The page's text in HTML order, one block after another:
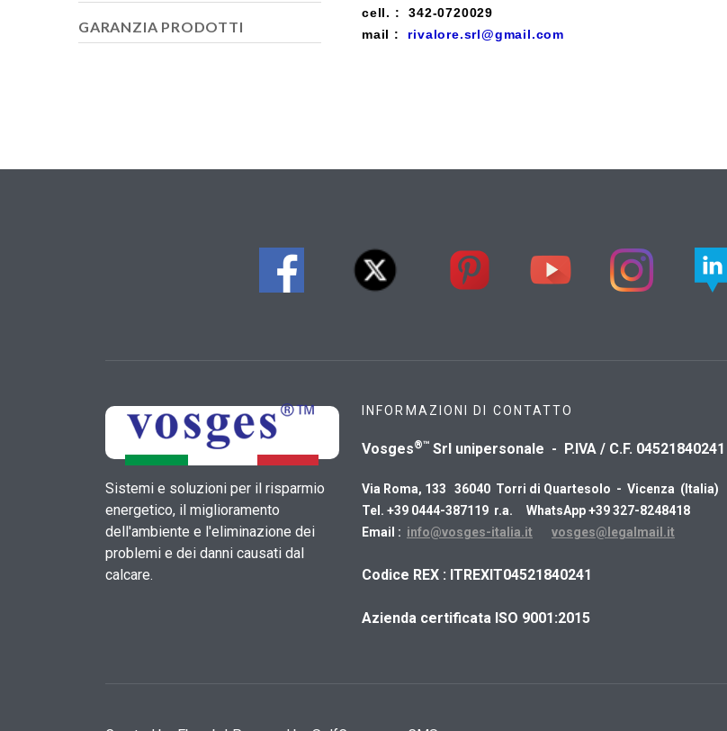
cell. : 342-0720029
mail : rivalore.srl@gmail.com
GARANZIA PRODOTTI
Sistemi e soluzioni per il risparmio
energetico, il miglioramento
dell'ambiente e l'eliminazione dei
problemi e dei danni causati dal
calcare.
INFORMAZIONI DI CONTATTO
Vosges®™ Srl unipersonale - P.IVA / C.F. 04521840241
Via Roma, 133 36040 Torri di Quartesolo - Vicenza (Italia)
Tel. +39 0444-387119 r.a. WhatsApp +39 327-8248418
Email : info@vosges-italia.it vosges@legalmail.it
​Codice REX : ITREXIT04521840241
Azienda certificata ISO 9001:2015